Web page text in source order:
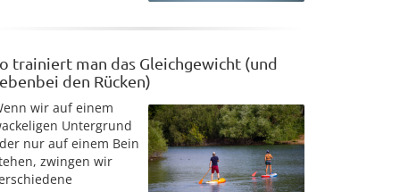
trainiert man das Gleichgewicht (und
den Rücken)
wir auf einem
Untergrund
nur auf einem Bein
zwingen wir